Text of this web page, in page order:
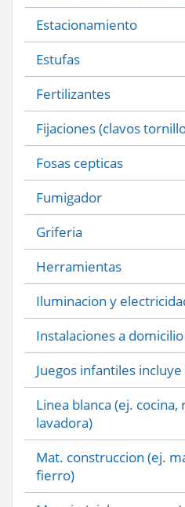
Estacionamiento
Estufas
Fertilizantes
Fijaciones (clavos
Fosas cepticas
Fumigador
Griferia
Herramientas
Iluminacion y
Instalaciones a domicilio
Juegos infantiles
Linea blanca (ej.
lavadora)
Mat. construccion (ej.
fierro)